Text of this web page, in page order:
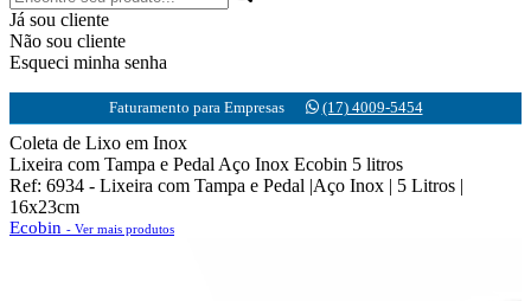
Já sou cliente
Não sou cliente
Esqueci minha senha
Faturamento para Empresas (17) 4009-5454
Coleta de Lixo em Inox
Lixeira com Tampa e Pedal Aço Inox Ecobin 5 litros
Ref: 6934 - Lixeira com Tampa e Pedal |Aço Inox | 5 Litros |
16x23cm
Ecobin - Ver mais produtos